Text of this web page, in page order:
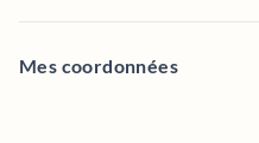
Mes coordonnées